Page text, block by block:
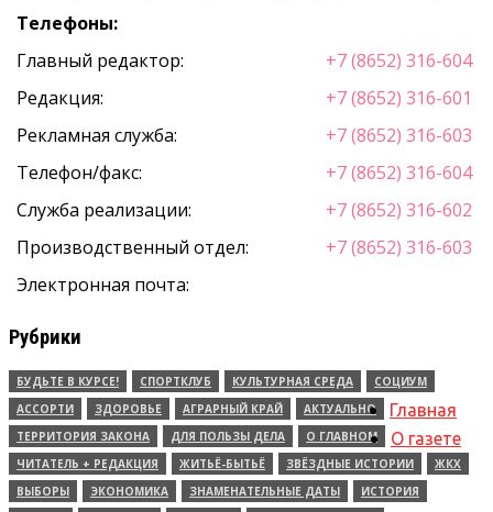
Телефоны:
Главный редактор:
+7 (8652) 316-604
Редакция:
+7 (8652) 316-601
Рекламная служба:
+7 (8652) 316-603
Телефон/факс:
+7 (8652) 316-604
Служба реализации:
+7 (8652) 316-602
Производственный отдел:
+7 (8652) 316-603
Электронная почта:
Рубрики
БУДЬТЕ В КУРСЕ! СПОРТКЛУБ КУЛЬТУРНАЯ СРЕДА
СОЦИУМ
АССОРТИ
ЗДОРОВЬЕ АГРАРНЫЙ КРАЙ
АКТУАЛЬНО
ТЕРРИТОРИЯ ЗАКОНА
ДЛЯ ПОЛЬЗЫ ДЕЛА
О ГЛАВНОМ
ЧИТАТЕЛЬ + РЕДАКЦИЯ
ЖИТЬЁ-БЫТЬЁ ЗВЁЗДНЫЕ ИСТОРИИ
ЖКХ
ВЫБОРЫ
ЭКОНОМИКА ЗНАМЕНАТЕЛЬНЫЕ ДАТЫ
ИСТОРИЯ
Главная
О газете